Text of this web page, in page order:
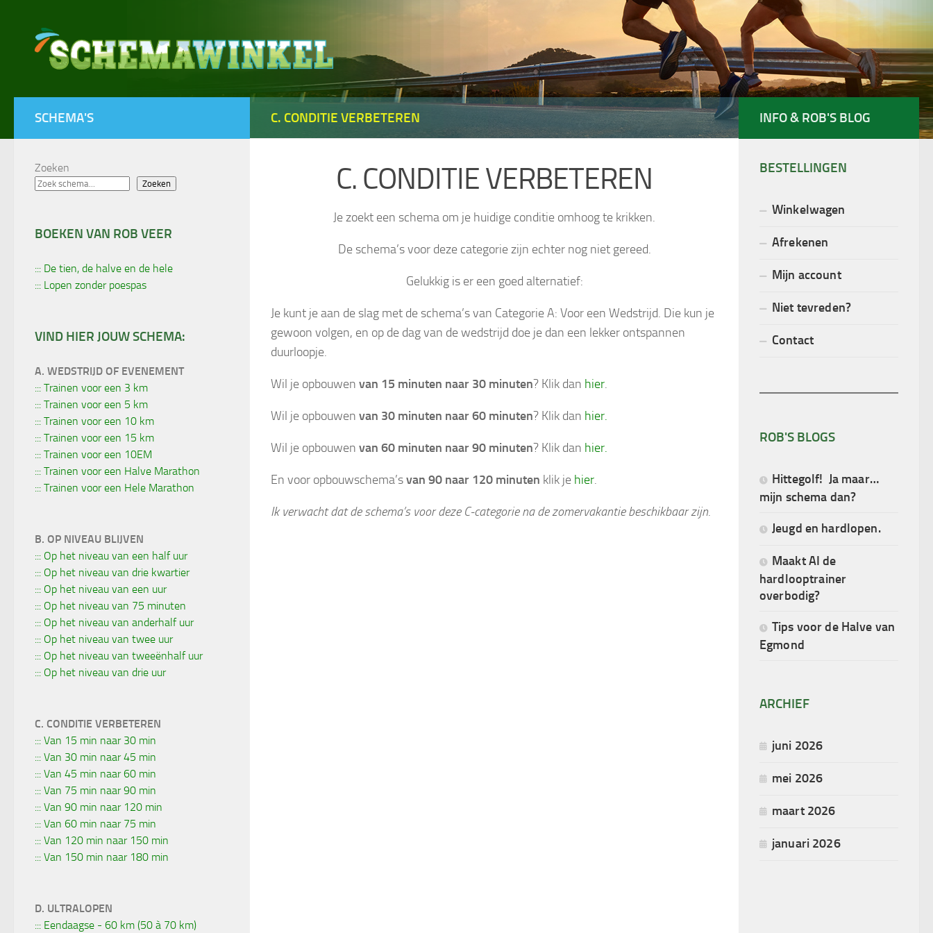
C. CONDITIE VERBETEREN
C. CONDITIE VERBETEREN
Je zoekt een schema om je huidige conditie omhoog te krikken.
De schema’s voor deze categorie zijn echter nog niet gereed.
Gelukkig is er een goed alternatief:
Je kunt je aan de slag met de schema’s van Categorie A: Voor een Wedstrijd. Die kun je
gewoon volgen, en op de dag van de wedstrijd doe je dan een lekker ontspannen
duurloopje.
Wil je opbouwen van 15 minuten naar 30 minuten? Klik dan hier.
Wil je opbouwen van 30 minuten naar 60 minuten? Klik dan hier.
Wil je opbouwen van 60 minuten naar 90 minuten? Klik dan hier.
En voor opbouwschema’svan 90 naar 120 minuten klik je hier.
Ik verwacht dat de schema’s voor deze C-categorie na de zomervakantie beschikbaar zijn.
SCHEMA'S
Zoeken
Zoeken
BOEKEN VAN ROB VEER
::: De tien, de halve en de hele
::: Lopen zonder poespas
VIND HIER JOUW SCHEMA:
A. WEDSTRIJD OF EVENEMENT
::: Trainen voor een 3 km
::: Trainen voor een 5 km
::: Trainen voor een 10 km
::: Trainen voor een 15 km
::: Trainen voor een 10EM
::: Trainen voor een Halve Marathon
::: Trainen voor een Hele Marathon
B. OP NIVEAU BLIJVEN
::: Op het niveau van een half uur
::: Op het niveau van drie kwartier
::: Op het niveau van een uur
::: Op het niveau van 75 minuten
::: Op het niveau van anderhalf uur
::: Op het niveau van twee uur
::: Op het niveau van tweeënhalf uur
::: Op het niveau van drie uur
C. CONDITIE VERBETEREN
::: Van 15 min naar 30 min
::: Van 30 min naar 45 min
::: Van 45 min naar 60 min
::: Van 75 min naar 90 min
::: Van 90 min naar 120 min
::: Van 60 min naar 75 min
::: Van 120 min naar 150 min
::: Van 150 min naar 180 min
D. ULTRALOPEN
::: Eendaagse - 60 km (50 à 70 km)
INFO & ROB'S BLOG
BESTELLINGEN
Winkelwagen
Afrekenen
Mijn account
Niet tevreden?
Contact
ROB'S BLOGS
Hittegolf! Ja maar…
mijn schema dan?
Jeugd en hardlopen.
Maakt AI de
hardlooptrainer
overbodig?
Tips voor de Halve van
Egmond
ARCHIEF
juni 2026
mei 2026
maart 2026
januari 2026